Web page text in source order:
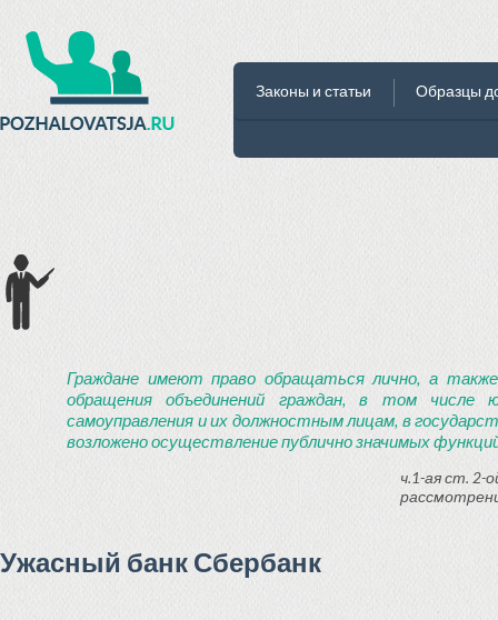
Законы и статьи Образцы
Граждане имеют право обращаться лично, а
обращения объединений граждан, в том числе
самоуправления и их должностным лицам, в
возложено осуществление публично значимых
ч.1-ая ст. 2-
Ужасный банк Сбербанк